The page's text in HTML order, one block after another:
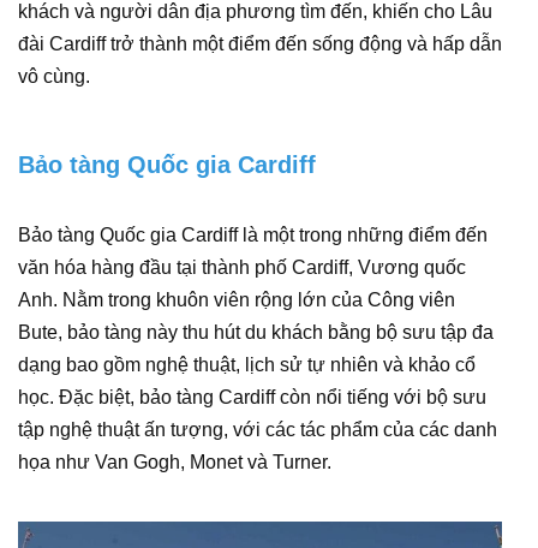
khách và người dân địa phương tìm đến, khiến cho Lâu
đài Cardiff trở thành một điểm đến sống động và hấp dẫn
vô cùng.
Bảo tàng Quốc gia Cardiff
Bảo tàng Quốc gia Cardiff là một trong những điểm đến
văn hóa hàng đầu tại thành phố Cardiff, Vương quốc
Anh. Nằm trong khuôn viên rộng lớn của Công viên
Bute, bảo tàng này thu hút du khách bằng bộ sưu tập đa
dạng bao gồm nghệ thuật, lịch sử tự nhiên và khảo cổ
học. Đặc biệt, bảo tàng Cardiff còn nổi tiếng với bộ sưu
tập nghệ thuật ấn tượng, với các tác phẩm của các danh
họa như Van Gogh, Monet và Turner.